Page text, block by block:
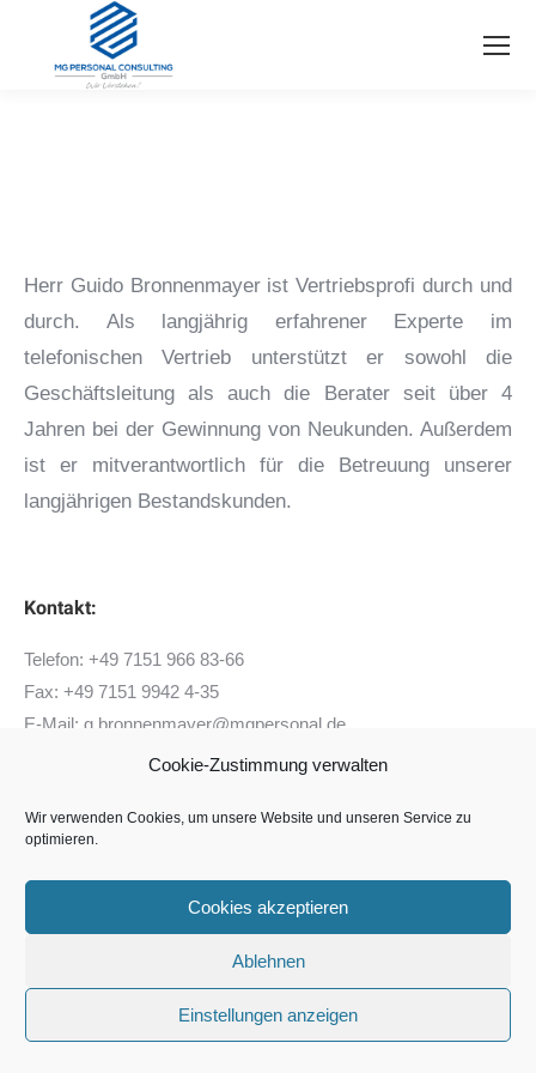
Cookie-Zustimmung verwalten
Wir verwenden Cookies, um unsere Website und unseren Service zu
optimieren.
Cookies akzeptieren
Ablehnen
Einstellungen anzeigen
Herr Guido Bronnenmayer ist Vertriebsprofi durch und
durch. Als langjährig erfahrener Experte im
telefonischen Vertrieb unterstützt er sowohl die
Geschäftsleitung als auch die Berater seit über 4
Jahren bei der Gewinnung von Neukunden. Außerdem
ist er mitverantwortlich für die Betreuung unserer
langjährigen Bestandskunden.
Kontakt:
Telefon: +49 7151 966 83-66
Fax: +49 7151 9942 4-35
E-Mail: g.bronnenmayer@mgpersonal.de
footer